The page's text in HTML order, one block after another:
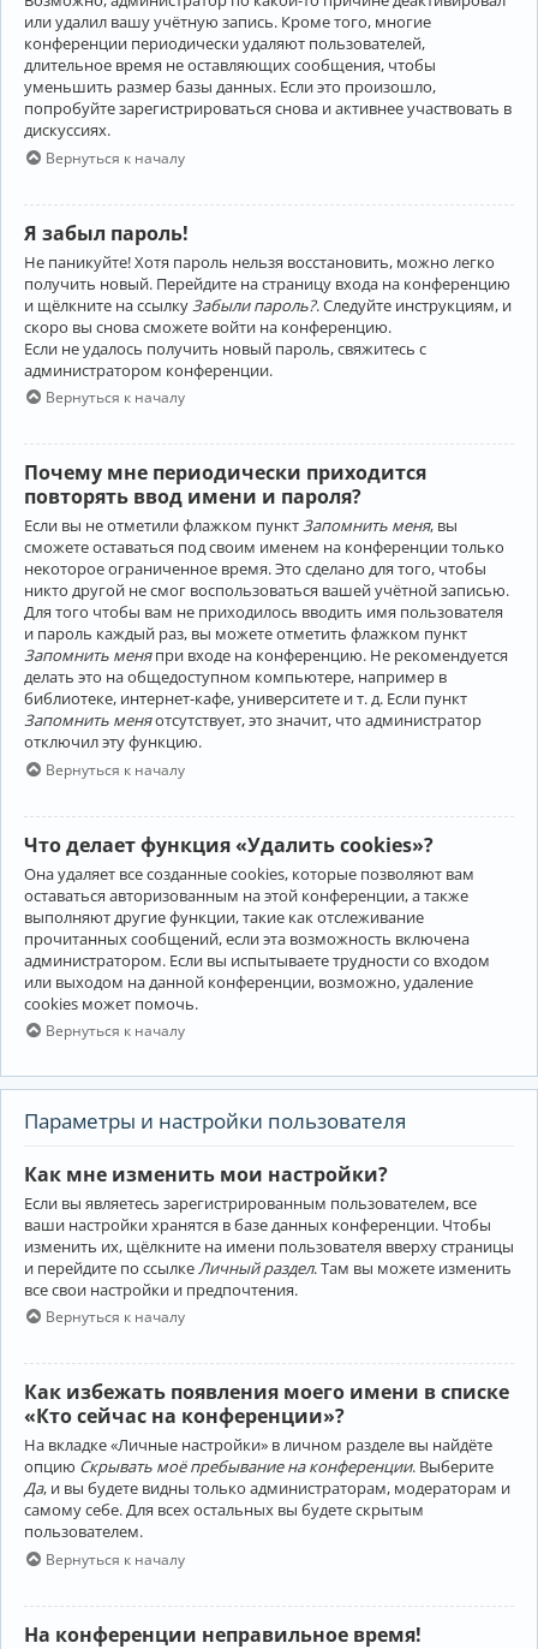
или удалил вашу учётную запись. Кроме того, многие
конференции периодически удаляют пользователей,
длительное время не оставляющих сообщения, чтобы
уменьшить размер базы данных. Если это произошло,
попробуйте зарегистрироваться снова и активнее участвовать в
дискуссиях.
Вернуться к началу
Я забыл пароль!
Не паникуйте! Хотя пароль нельзя восстановить, можно легко
получить новый. Перейдите на страницу входа на конференцию
и щёлкните на ссылку Забыли пароль?. Следуйте инструкциям, и
скоро вы снова сможете войти на конференцию.
Если не удалось получить новый пароль, свяжитесь с
администратором конференции.
Вернуться к началу
Почему мне периодически приходится
повторять ввод имени и пароля?
Если вы не отметили флажком пунктЗапомнить меня, вы
сможете оставаться под своим именем на конференции только
некоторое ограниченное время. Это сделано для того, чтобы
никто другой не смог воспользоваться вашей учётной записью.
Для того чтобы вам не приходилось вводить имя пользователя
и пароль каждый раз, вы можете отметить флажком пункт
Запомнить меняпри входе на конференцию. Не рекомендуется
делать это на общедоступном компьютере, например в
библиотеке, интернет-кафе, университете и т. д. Если пункт
Запомнить меняотсутствует, это значит, что администратор
отключил эту функцию.
Вернуться к началу
Что делает функция «Удалить cookies»?
Она удаляет все созданные cookies, которые позволяют вам
оставаться авторизованным на этой конференции, а также
выполняют другие функции, такие как отслеживание
прочитанных сообщений, если эта возможность включена
администратором. Если вы испытываете трудности со входом
или выходом на данной конференции, возможно, удаление
cookies может помочь.
Вернуться к началу
Параметры и настройки пользователя
Как мне изменить мои настройки?
Если вы являетесь зарегистрированным пользователем, все
ваши настройки хранятся в базе данных конференции. Чтобы
изменить их, щёлкните на имени пользователя вверху страницы
и перейдите по ссылке Личный раздел. Там вы можете изменить
все свои настройки и предпочтения.
Вернуться к началу
Как избежать появления моего имени в списке
«Кто сейчас на конференции»?
На вкладке «Личные настройки» в личном разделе вы найдёте
опцию Скрывать моё пребывание на конференции. Выберите
Да, и вы будете видны только администраторам, модераторам и
самому себе. Для всех остальных вы будете скрытым
пользователем.
Вернуться к началу
На конференции неправильное время!